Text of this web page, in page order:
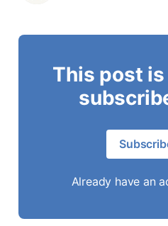
This post
Already have an